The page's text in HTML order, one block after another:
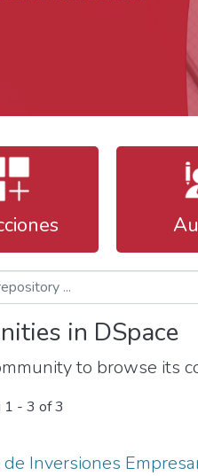
in DSpace
to browse its
1 - 3 of 3
Inversiones